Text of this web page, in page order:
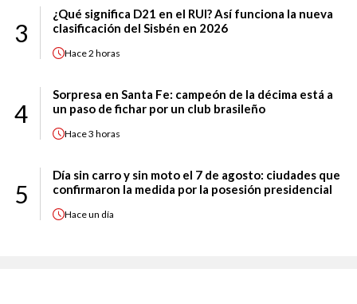
3
¿Qué significa D21 en el RUI? Así funciona la nueva
clasificación del Sisbén en 2026
Hace2 horas
4
Sorpresa en Santa Fe: campeón de la décima está a
un paso de fichar por un club brasileño
Hace3 horas
5
Día sin carro y sin moto el 7 de agosto: ciudades que
confirmaron la medida por la posesión presidencial
Haceun día